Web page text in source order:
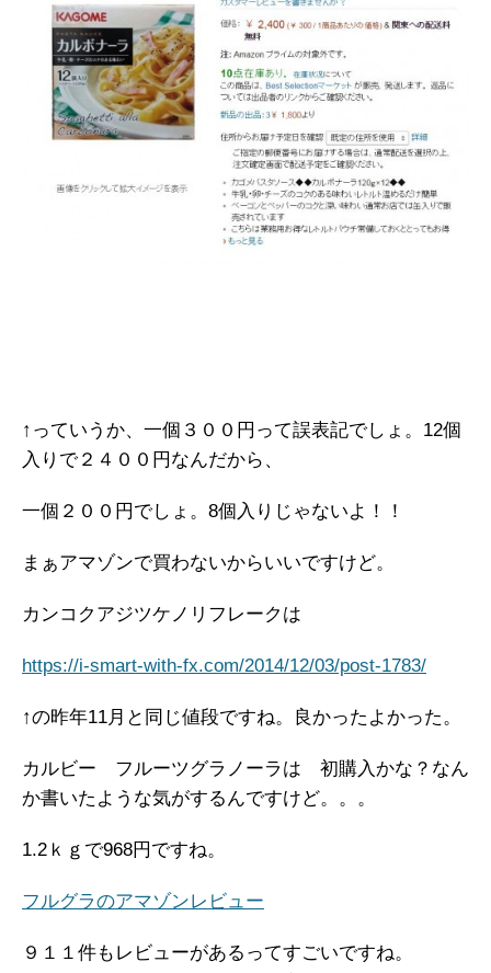
↑っていうか、一個３００円って誤表記でしょ。12個
入りで２４００円なんだから、
一個２００円でしょ。8個入りじゃないよ！！
まぁアマゾンで買わないからいいですけど。
カンコクアジツケノリフレークは
https://i-smart-with-fx.com/2014/12/03/post-1783/
↑の昨年11月と同じ値段ですね。良かったよかった。
カルビー フルーツグラノーラは 初購入かな？なん
か書いたような気がするんですけど。。。
1.2ｋｇで968円ですね。
フルグラのアマゾンレビュー
９１１件もレビューがあるってすごいですね。